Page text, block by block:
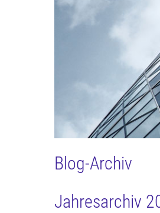
Blog-Archiv
Jahresarchiv